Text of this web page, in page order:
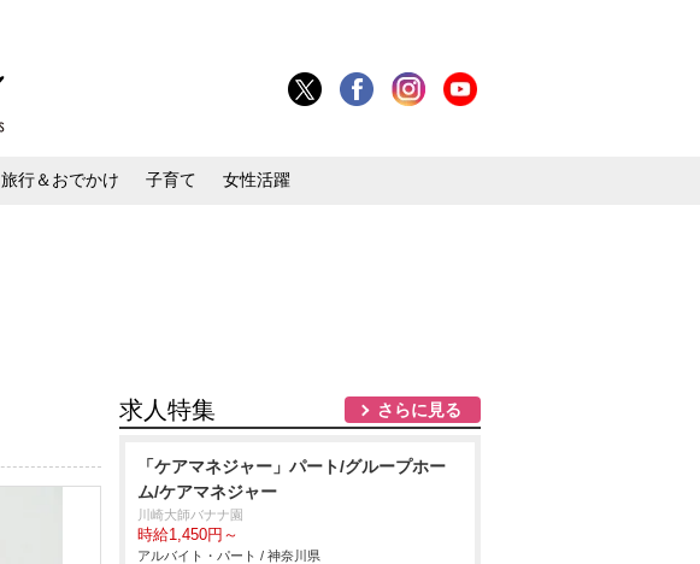
旅行＆おでかけ 子育て 女性活躍
求人特集 さらに見る
「ケアマネジャー」パート/グループホー
ム/ケアマネジャー
川崎大師バナナ園
時給1,450円～
アルバイト・パート / 神奈川県